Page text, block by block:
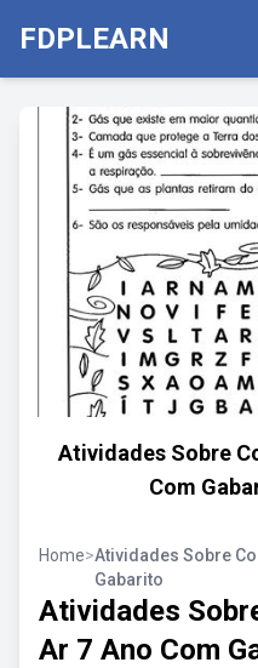
FDPLEARN
Atividades Sobre
Com
Home>Atividades Sobre
Gabarito
Atividades
Ar 7 Ano Com